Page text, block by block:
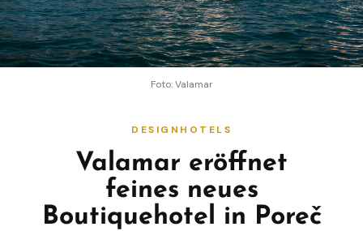
Foto: Valamar
DESIGNHOTELS
Valamar eröffnet
feines neues
Boutiquehotel in Poreč